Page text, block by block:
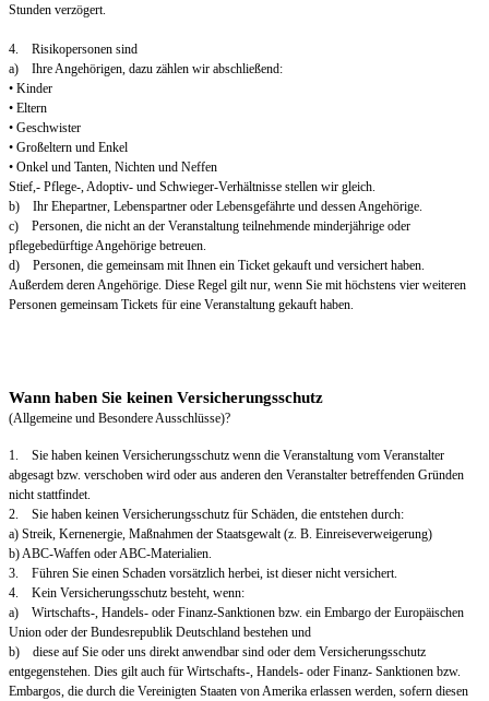
Stunden verzögert.
4. Risikopersonen sind
a) Ihre Angehörigen, dazu zählen wir abschließend:
• Kinder
• Eltern
• Geschwister
• Großeltern und Enkel
• Onkel und Tanten, Nichten und Neffen
Stief,- Pflege-, Adoptiv- und Schwieger-Verhältnisse stellen wir gleich.
b) Ihr Ehepartner, Lebenspartner oder Lebensgefährte und dessen Angehörige.
c) Personen, die nicht an der Veranstaltung teilnehmende minderjährige oder
pflegebedürftige Angehörige betreuen.
d) Personen, die gemeinsam mit Ihnen ein Ticket gekauft und versichert haben.
Außerdem deren Angehörige. Diese Regel gilt nur, wenn Sie mit höchstens vier weiteren
Personen gemeinsam Tickets für eine Veranstaltung gekauft haben.
Wann haben Sie keinen Versicherungsschutz
(Allgemeine und Besondere Ausschlüsse)?
1. Sie haben keinen Versicherungsschutz wenn die Veranstaltung vom Veranstalter
abgesagt bzw. verschoben wird oder aus anderen den Veranstalter betreffenden Gründen
nicht stattfindet.
2. Sie haben keinen Versicherungsschutz für Schäden, die entstehen durch:
a) Streik, Kernenergie, Maßnahmen der Staatsgewalt (z. B. Einreiseverweigerung)
b) ABC-Waffen oder ABC-Materialien.
3. Führen Sie einen Schaden vorsätzlich herbei, ist dieser nicht versichert.
4. Kein Versicherungsschutz besteht, wenn:
a) Wirtschafts-, Handels- oder Finanz-Sanktionen bzw. ein Embargo der Europäischen
Union oder der Bundesrepublik Deutschland bestehen und
b) diese auf Sie oder uns direkt anwendbar sind oder dem Versicherungsschutz
entgegenstehen. Dies gilt auch für Wirtschafts-, Handels- oder Finanz- Sanktionen bzw.
Embargos, die durch die Vereinigten Staaten von Amerika erlassen werden, sofern diesen